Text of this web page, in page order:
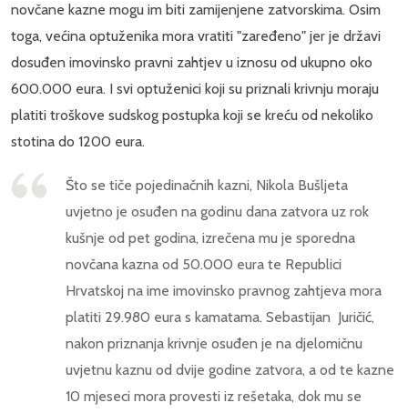
novčane kazne mogu im biti zamijenjene zatvorskima. Osim
toga, većina optuženika mora vratiti "zaređeno" jer je državi
dosuđen imovinsko pravni zahtjev u iznosu od ukupno oko
600.000 eura. I svi optuženici koji su priznali krivnju moraju
platiti troškove sudskog postupka koji se kreću od nekoliko
stotina do 1200 eura.
Što se tiče pojedinačnih kazni, Nikola Bušljeta
uvjetno je osuđen na godinu dana zatvora uz rok
kušnje od pet godina, izrečena mu je sporedna
novčana kazna od 50.000 eura te Republici
Hrvatskoj na ime imovinsko pravnog zahtjeva mora
platiti 29.980 eura s kamatama. Sebastijan Juričić,
nakon priznanja krivnje osuđen je na djelomičnu
uvjetnu kaznu od dvije godine zatvora, a od te kazne
10 mjeseci mora provesti iz rešetaka, dok mu se